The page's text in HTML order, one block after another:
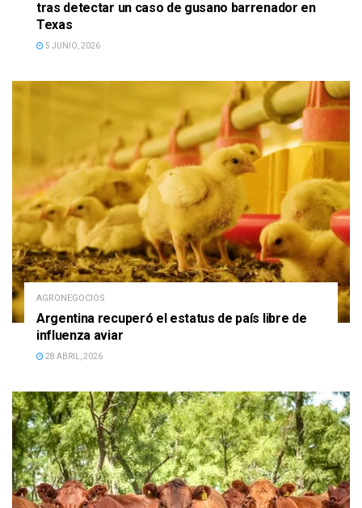
tras detectar un caso de gusano barrenador en
Texas
5 JUNIO, 2026
AGRONEGOCIOS
Argentina recuperó el estatus de país libre de
influenza aviar
28 ABRIL, 2026